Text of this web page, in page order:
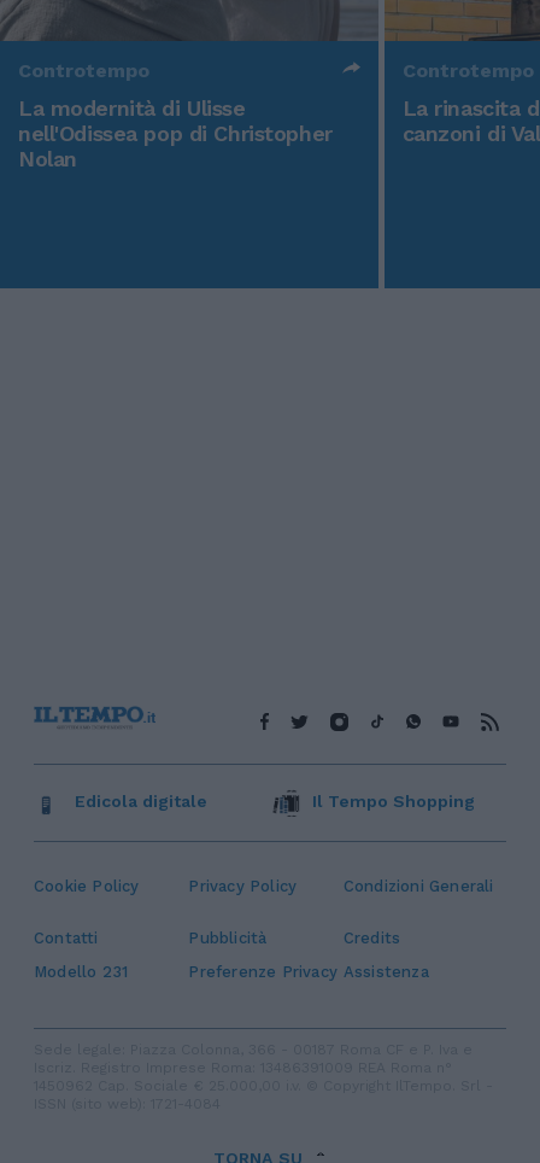
Controtempo
La modernità di Ulisse
nell'Odissea pop di Christopher
Nolan
Controtempo
La rinascita
canzoni di
Cookie Policy Privacy Policy Condizioni Generali
Contatti Pubblicità
Credits
Modello 231
Preferenze Privacy Assistenza
Edicola digitale Il Tempo Shopping
TORNA SU